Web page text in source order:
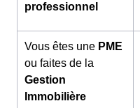
professionnel
Vous êtes une PME
ou faites de la
Gestion
Immobilière